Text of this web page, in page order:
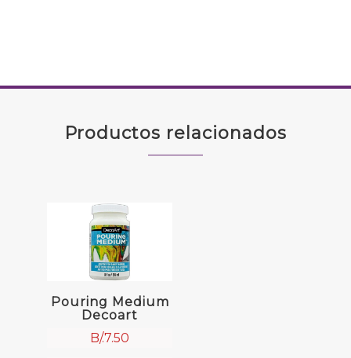
Productos relacionados
Pouring Medium
Decoart
B/.7.50